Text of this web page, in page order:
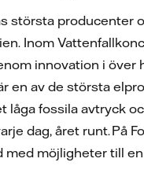
största producenter
Inom
innovation i över
en av de största
låga fossila avtryck
dag, året runt. På
möjligheter till